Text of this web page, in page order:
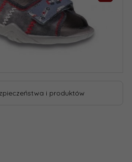
i produktów